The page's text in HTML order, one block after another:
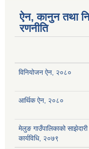
ऐन, कानुन तथा
रणनीति
विनियोजन ऐन, २०८०
आर्थिक ऐन, २०८०
मेलुङ गाउँपालिकाको
कार्यविधि, २०७९